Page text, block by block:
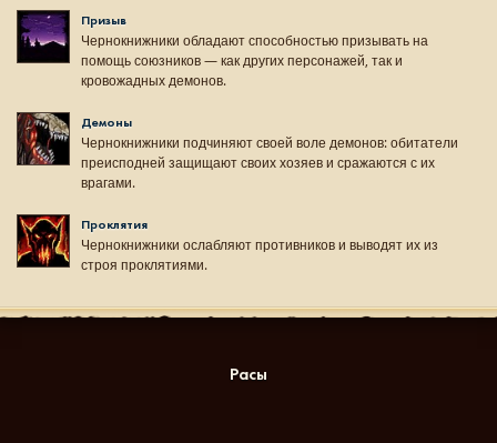
Призыв
Чернокнижники обладают способностью призывать на
помощь союзников — как других персонажей, так и
кровожадных демонов.
Демоны
Чернокнижники подчиняют своей воле демонов: обитатели
преисподней защищают своих хозяев и сражаются с их
врагами.
Проклятия
Чернокнижники ослабляют противников и выводят их из
строя проклятиями.
Расы